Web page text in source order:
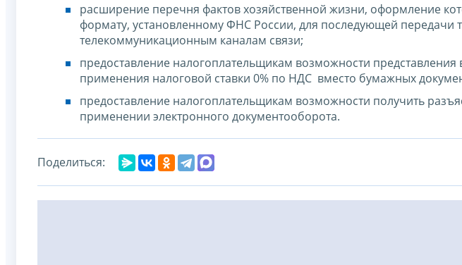
расширение перечня фактов хозяйственной жизни, оформление
формату, установленному ФНС России, для последующей передачи
телекоммуникационным каналам связи;
предоставление налогоплательщикам возможности
применения налоговой ставки 0% по НДС вместо бумажных
предоставление налогоплательщикам возможности получить
применении электронного документооборота.
Поделиться: